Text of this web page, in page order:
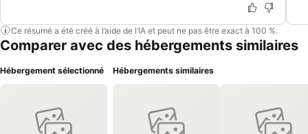
Ce résumé a été créé à l’aide de l’IA et peut ne pas être exact à 100 %.
Comparer avec des hébergements similaires
Hébergement sélectionné Hébergements similaires